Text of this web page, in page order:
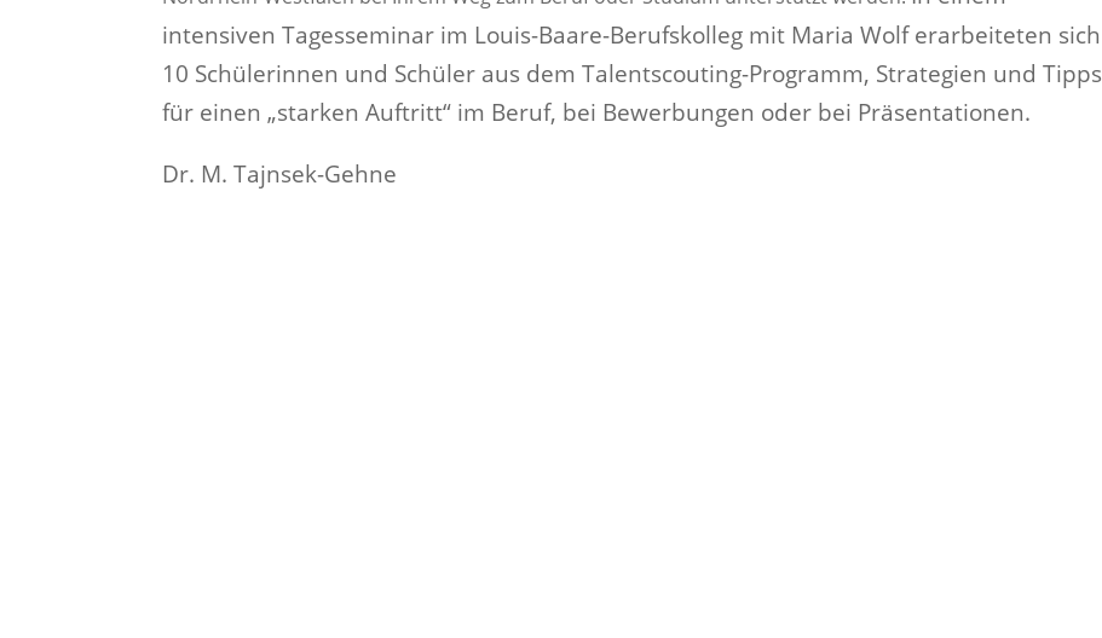
intensiven Tagesseminar im Louis-Baare-Berufskolleg mit Maria Wolf erarbeiteten sich
10 Schülerinnen und Schüler aus dem Talentscouting-Programm, Strategien und Tipps
für einen „starken Auftritt“ im Beruf, bei Bewerbungen oder bei Präsentationen.
Dr. M. Tajnsek-Gehne